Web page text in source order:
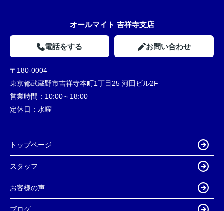
オールマイト 吉祥寺支店
電話をする お問い合わせ
〒180-0004
東京都武蔵野市吉祥寺本町1丁目25 河田ビル2F
営業時間： 10:00～18:00
定休日： 水曜
トップページ
スタッフ
お客様の声
ブログ